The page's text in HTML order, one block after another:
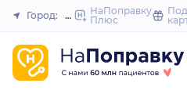
Город: ИвановоНаПоправку
Плюс